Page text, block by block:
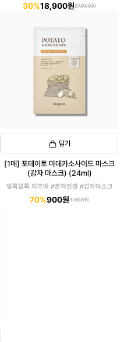
30%18,900원27,000원
담기
[1매] 포테이토 마데카소사이드 마스크
(감자 마스크) (24ml)
얼룩덜룩 피부에 #흔적진정 #감자마스크
70%900원3,000원